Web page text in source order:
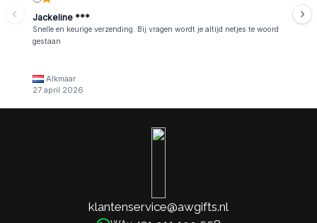
Jackeline ***
Snelle en keurige verzending. Bij vragen wordt je altijd netjes te woord
gestaan
Alkmaar
27 april 2026
klantenservice@awgifts.nl